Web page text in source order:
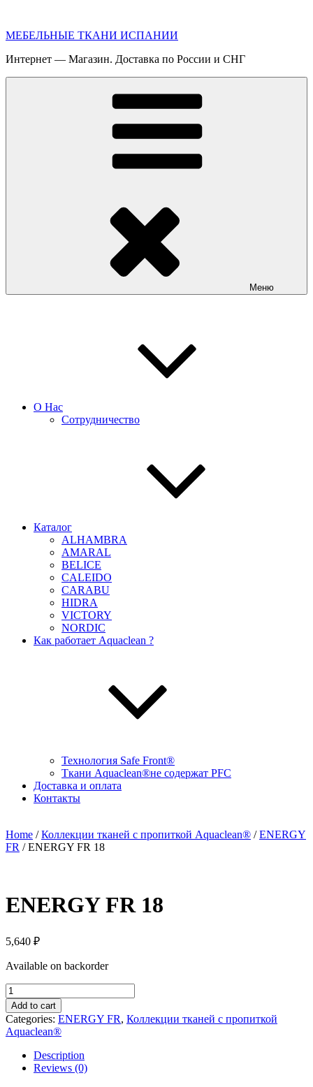
содержимому
МЕБЕЛЬНЫЕ ТКАНИ ИСПАНИИ
Интернет — Магазин. Доставка по России и СНГ
Меню
О Нас
Сотрудничество
Каталог
ALHAMBRA
AMARAL
BELICE
CALEIDO
CARABU
HIDRA
VICTORY
NORDIC
Как работает Aquaclean ?
Технология Safe Front®
Ткани Aquaclean®не содержат PFC
Доставка и оплата
Контакты
Home /Коллекции тканей с пропиткой Aquaclean® /ENERGY
FR / ENERGY FR 18
ENERGY FR 18
5,640 ₽
Available on backorder
ENERGY
FR
18
quantity
Add to cart
Categories: ENERGY FR, Коллекции тканей с пропиткой
Aquaclean®
Description
Reviews (0)